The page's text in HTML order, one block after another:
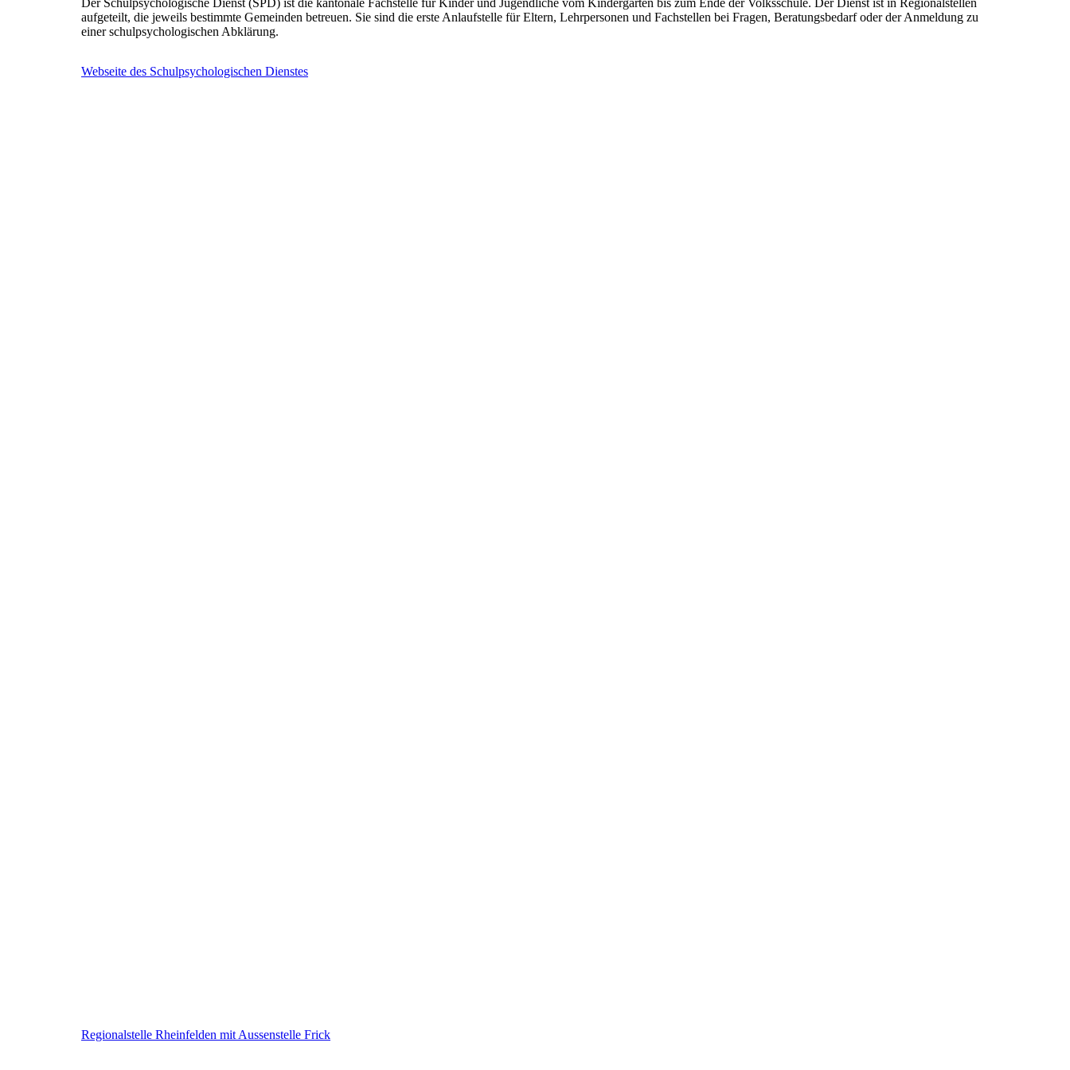
Der Schulpsychologische Dienst (SPD) ist die kantonale Fachstelle für Kinder und Jugendliche vom Kindergarten bis zum Ende der Volksschule. Der Dienst ist in Regionalstellen
aufgeteilt, die jeweils bestimmte Gemeinden betreuen. Sie sind die erste Anlaufstelle für Eltern, Lehrpersonen und Fachstellen bei Fragen, Beratungsbedarf oder der Anmeldung zu
einer schulpsychologischen Abklärung.
Webseite des Schulpsychologischen Dienstes
Regionalstelle Rheinfelden mit Aussenstelle Frick